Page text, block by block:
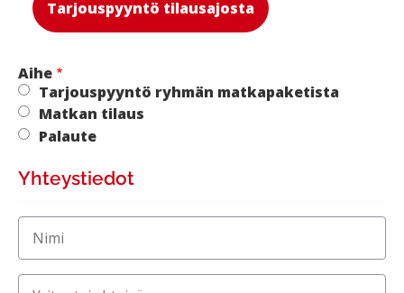
Tarjouspyyntö tilausajosta
Aihe
Tarjouspyyntö ryhmän matkapaketista
Matkan tilaus
Palaute
Yhteystiedot
Nimi
Yritys tai yhteisö